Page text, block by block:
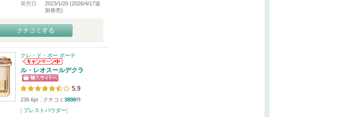
発売日
2023/1/20 (2026/4/17追
加発売)
クチコミする
クレ・ド・ポー ボーテ
ル・レオスールデクラ
5.9
236.6pt クチコミ 3898件
[ プレストパウダー]